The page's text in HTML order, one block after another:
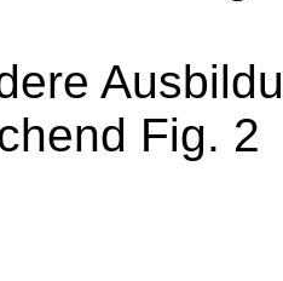
Fig. 2